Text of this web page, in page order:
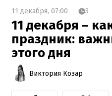
11 декабря, 07:00 3
11 декабря –
праздник:
этого дня
Виктория Козар